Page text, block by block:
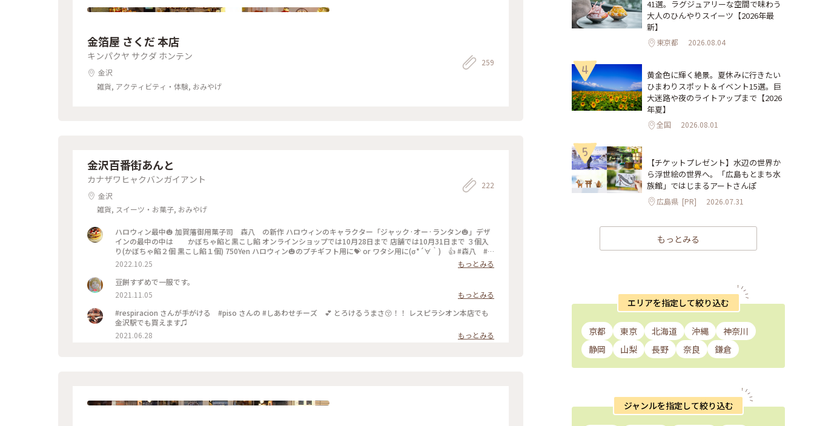
金箔屋 さくだ 本店
キンパクヤ サクダ ホンテン
金沢
雑貨, アクティビティ・体験, おみやげ
259
金沢百番街あんと
カナザワヒャクバンガイアント
金沢
雑貨, スイーツ・お菓子, おみやげ
222
ハロウィン最中🎃 加賀藩御用菓子司 森八 の新作 ハロウィンのキャラクター「ジャック·オー·ランタン🎃」デザ
インの最中の中は かぼちゃ餡と黒こし餡 オンラインショップでは10月28日まで 店舗では10月31日まで ３個入
り(かぼちゃ餡２個 黒こし餡１個) 750Yen ハロウィン🎃のプチギフト用に💝 or ワタシ用に(σ*´∀｀) 👍️ #森八 #
森八新作 #ハロウィン #秋いろとりどり #Myことりっぷ #石川県金沢市 #金沢グルメ #ハロウィン最中🎃
#🎃
2022.10.25
もっとみる
豆餅すずめで一服です。
2021.11.05
もっとみる
#respiracion さんが手がける #piso さんの #しあわせチーズ 💕 とろけるうまさ😚！！ レスピラシオン本店でも
金沢駅でも買えます♫
2021.06.28
もっとみる
41選。ラグジュアリーな空間で味わう
大人のひんやりスイーツ【2026年最
新】
東京都 2026.08.04
4
黄金色に輝く絶景。夏休みに行きたい
ひまわりスポット＆イベント15選。巨
大迷路や夜のライトアップまで【2026
年夏】
全国 2026.08.01
5
【チケットプレゼント】水辺の世界か
ら浮世絵の世界へ。「広島もとまち水
族館」ではじまるアートさんぽ
広島県 [PR] 2026.07.31
もっとみる
エリアを指定して絞り込む
京都 東京 北海道 沖縄
神奈川
静岡
山梨 長野 奈良 鎌倉
ジャンルを指定して絞り込む